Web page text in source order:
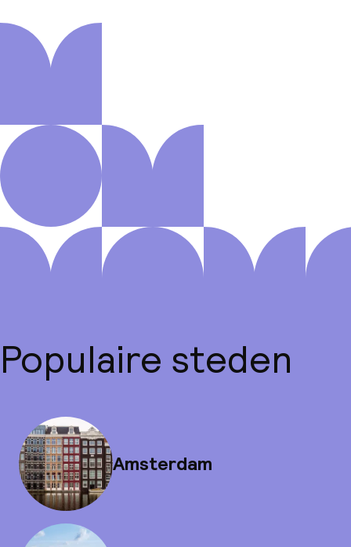
Populaire steden
Amsterdam